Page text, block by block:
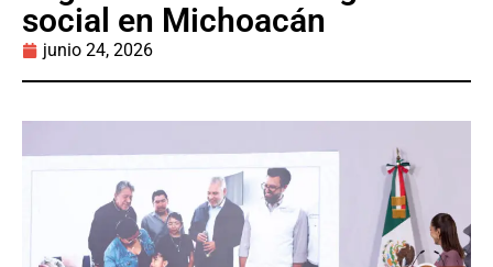
social en Michoacán
junio 24, 2026